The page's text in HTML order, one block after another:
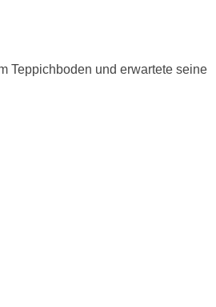
Teppichboden und erwartete seine